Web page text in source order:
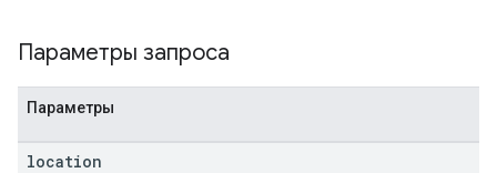
Параметры запроса
Параметры
location